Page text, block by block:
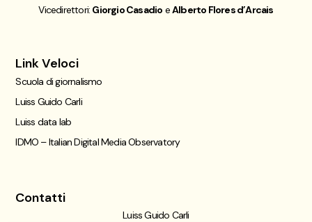
Vicedirettori: Giorgio Casadio eAlberto Flores d’Arcais
Link Veloci
Scuola di giornalismo
Luiss Guido Carli
Luiss data lab
IDMO – Italian Digital Media Observatory
Contatti
Luiss Guido Carli